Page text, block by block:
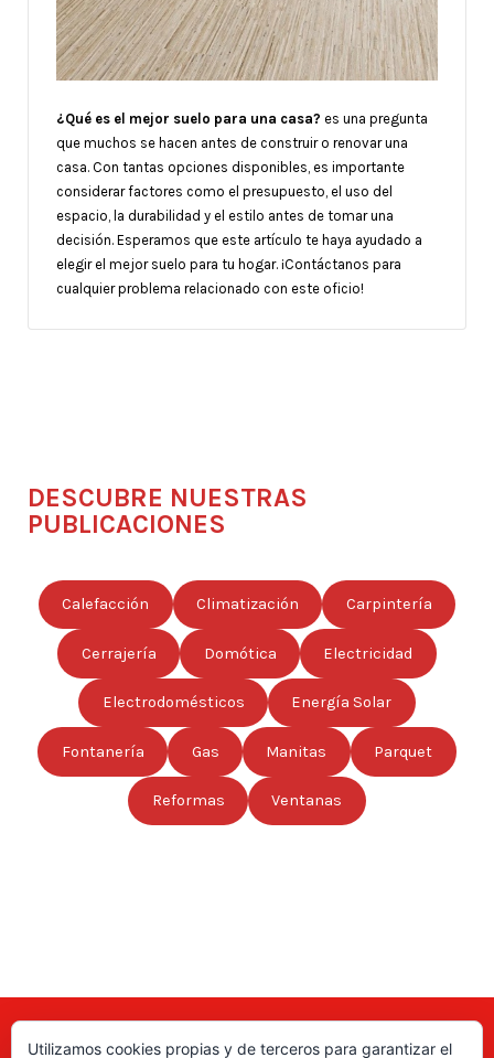
¿Qué es el mejor suelo para una casa? es una pregunta
que muchos se hacen antes de construir o renovar una
casa. Con tantas opciones disponibles, es importante
considerar factores como el presupuesto, el uso del
espacio, la durabilidad y el estilo antes de tomar una
decisión. Esperamos que este artículo te haya ayudado a
elegir el mejor suelo para tu hogar. ¡Contáctanos para
cualquier problema relacionado con este oficio!
DESCUBRE NUESTRAS
PUBLICACIONES
Calefacción Climatización Carpintería
Cerrajería Domótica Electricidad
Electrodomésticos Energía Solar
Fontanería Gas Manitas Parquet
Reformas Ventanas
Aquí puede encontrar las direcciones de empresas, autónomos,
Utilizamos cookies propias y de terceros para garantizar el